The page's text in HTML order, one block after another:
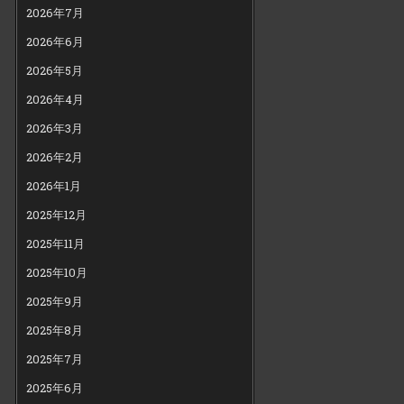
2026年7月
2026年6月
2026年5月
2026年4月
2026年3月
2026年2月
2026年1月
2025年12月
2025年11月
2025年10月
2025年9月
2025年8月
2025年7月
2025年6月